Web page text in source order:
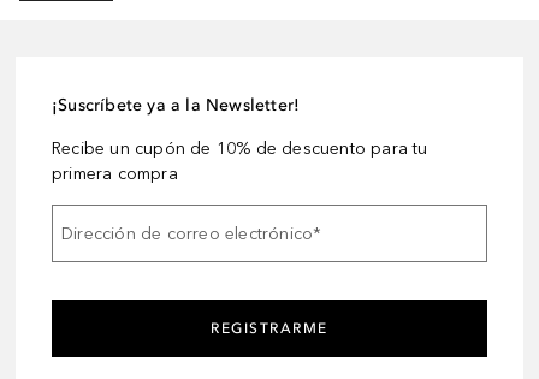
¡Suscríbete ya a la Newsletter!
Recibe un cupón de 10% de descuento para tu
primera compra
Dirección de correo electrónico*
REGISTRARME